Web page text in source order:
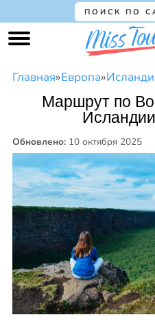
Главная»Европа»
Маршрут по
Обновлено:10 октября 2025